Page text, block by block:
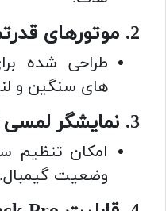
2. موتورهای قدرتمند:
طراحی شده
های سنگین و
3. نمایشگر لمسی 1.8 اینچی OLED:
امکان تنظیم
وضعیت گیمبال.